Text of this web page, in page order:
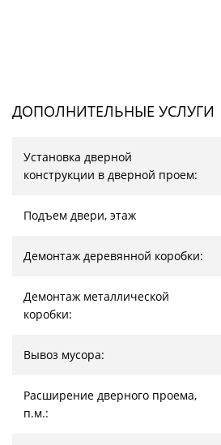
ДОПОЛНИТЕЛЬНЫЕ УСЛУГИ
Установка дверной
конструкции в дверной проем:
Подъем двери, этаж
Демонтаж деревянной коробки:
Демонтаж металлической
коробки:
Вывоз мусора:
Расширение дверного проема,
п.м.: